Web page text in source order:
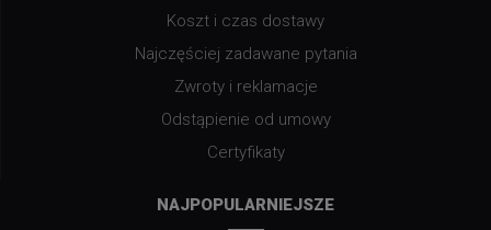
Koszt i czas dostawy
Najczęściej zadawane pytania
Zwroty i reklamacje
Odstąpienie od umowy
Certyfikaty
NAJPOPULARNIEJSZE